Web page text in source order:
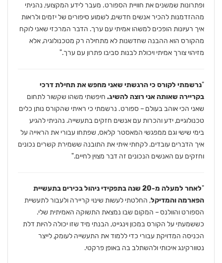
ופתרונות שמשנים את חוויית הספורט. מעבר לידע המקצועי, נהניתי
מההזדמנות להכיר אנשים חדשים, לשמוע סיפורים של יזמים ולראות
איך רעיונות הופכים למשהו אמיתי עם ערך. הדבר המרכזי שאני לוקח
מהקורס הוא ההבנה שחדשנות לא מתחילה רק מטכנולוגיה, אלא
מזיהוי צורך אמיתי ויכולת לבנות סביבו פתרון עם ערך."
"נרשמתי לקורס כי הרגשתי שאני מחפש את תחילת דרכי
בקריירה שאותה אני רוצה להשיג. חיפשתי משהו שקשור לתחום
שאני הכי אוהב בעולם – ספורט. נרשמתי כי ראיתי שהקורס נותן כלים
טכנולוגיים, ידע והכרות עם אנשים חזקים בתעשייה. נהניתי להגיע
בימי שישי וגם ממפגשי המאסטר קלאס, שפתחו עבורי את הראייה על
איך הדברים עובדים. לקחתי איתי את התובנה ששמירת קשרים נכונים
וחזקים עם האנשים הנכונים זה דבר מצוין לחיים."
"
לאחר למעלה מ-20 שנה בתפקידי ניהול בכירים בתעשיית
הפארמה והמדיקל, החלטתי לעשות שינוי קריירה ולעבור לתעשיית
הספורט והוולנס – המקום שבו נמצאת התשוקה האמיתית שלי.
כששמעתי על הקורס במכון וינגייט, הבנתי מיד שזו יכולה להיות דלת
הכניסה המדויקת עבורי כדי ללמוד את התעשייה לעומק, לייצר
נטוורקינג איכותי ולהשתלב בה באופן פרקטי.